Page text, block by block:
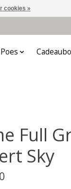
Full
Sky
cookies »